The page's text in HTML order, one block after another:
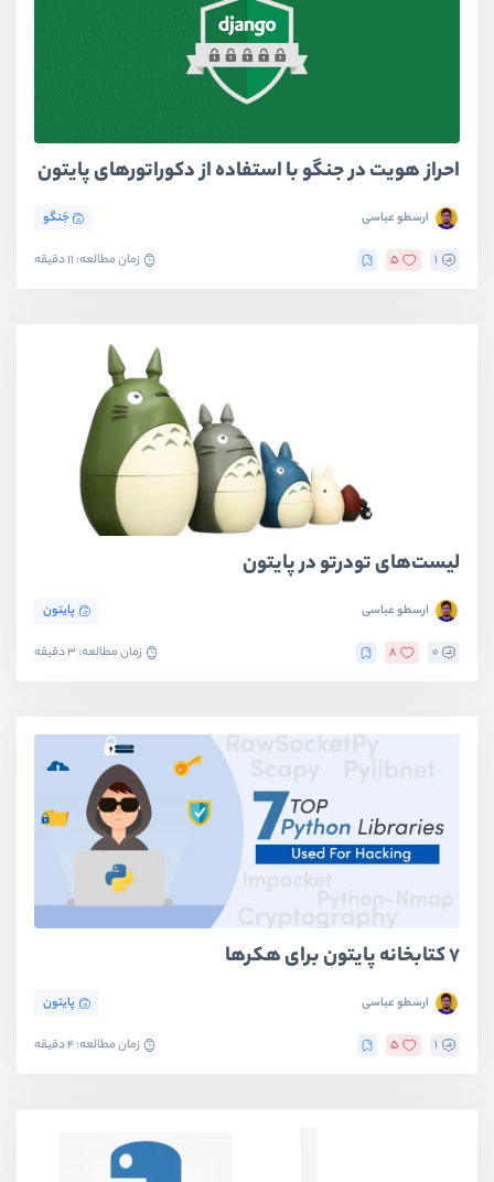
احراز هویت در جنگو با استفاده از دکوراتورهای پایتون
ارسطو عباسی جَنگو
1
5 زمان مطالعه: 11 دقیقه
لیست‌های تودرتو در پایتون
ارسطو عباسی پایتون
0
8 زمان مطالعه: 3 دقیقه
۷ کتابخانه پایتون برای هکرها
ارسطو عباسی پایتون
1
5 زمان مطالعه: 4 دقیقه